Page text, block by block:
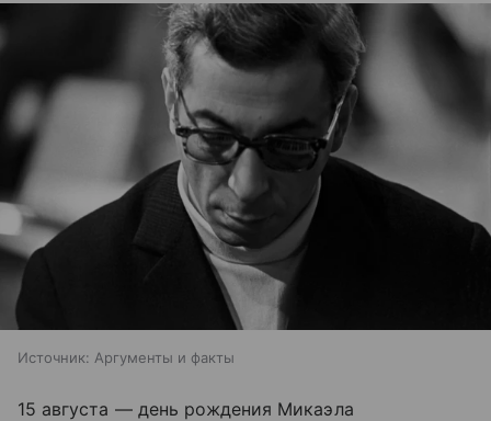
Источник: Аргументы и факты
15 августа — день рождения Микаэла